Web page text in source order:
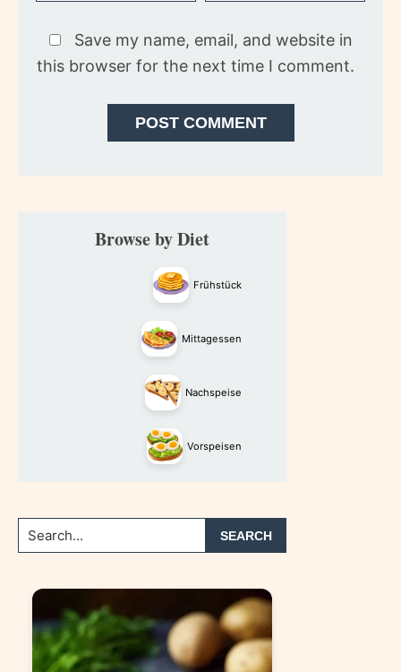
Save my name, email, and website in
this browser for the next time I comment.
Primary
SidebarBrowse by Diet
Frühstück
Mittagessen
Nachspeise
Vorspeisen
Search...